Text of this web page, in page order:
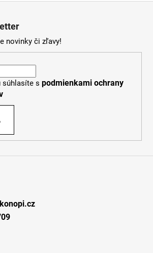
novinky či zľavy!
súhlasíte s podmienkami ochrany